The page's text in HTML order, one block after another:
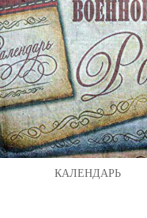
КАЛЕНДАРЬ